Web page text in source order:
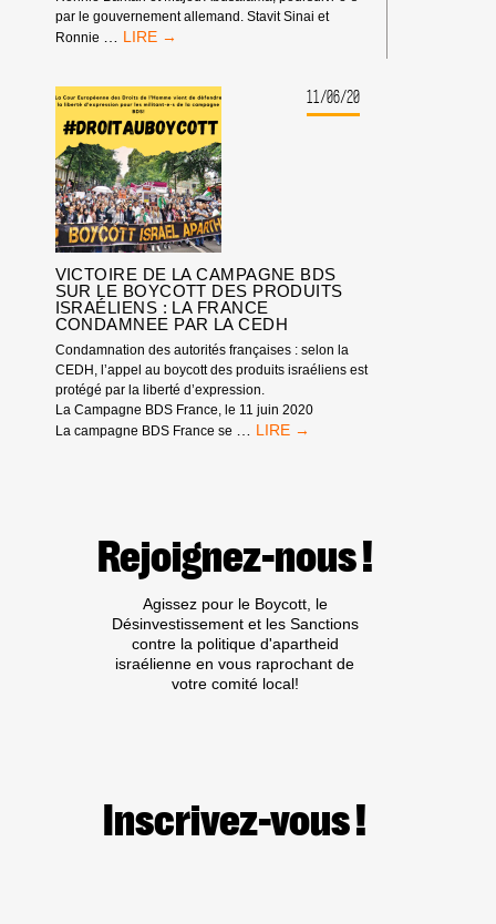
par le gouvernement allemand. Stavit Sinai et
Ronnie
SOUTIEN
MILITANT-
E-
S
BDS
POURSUIVI-
E-
S
PAR
LE
GOUVERNEMENT
ALLEMAND
!
11/06/20
VICTOIRE DE LA CAMPAGNE BDS
SUR LE BOYCOTT DES PRODUITS
ISRAÉLIENS : LA FRANCE
CONDAMNEE PAR LA CEDH
Condamnation des autorités françaises : selon la
CEDH, l’appel au boycott des produits israéliens est
protégé par la liberté d’expression.
La Campagne BDS France, le 11 juin 2020
La campagne BDS France se … VICTOIRE
LE
BOYCOTT
PRODUITS
ISRAÉLIENS :
LA
FRANCE
CONDAMNEE
Rejoignez-nous !
Agissez pour le Boycott, le
Désinvestissement et les Sanctions
contre la politique d'apartheid
israélienne en vous raprochant de
votre comité local!
Inscrivez-vous !